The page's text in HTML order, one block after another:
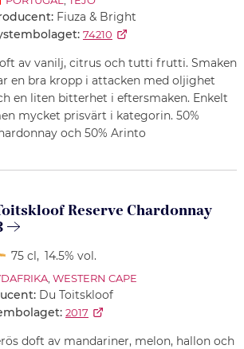
Fiuza & Bright
74210
av vanilj, citrus och tutti frutti. Smaken
en bra kropp i attacken med oljighet
en liten bitterhet i eftersmaken. Enkelt
mycket prisvärt i kategorin. 50%
och 50% Arinto
Reserve Chardonnay
75 cl, 14.5% vol.
, WESTERN CAPE
Du Toitskloof
2017
doft av mandariner, melon, hallon och